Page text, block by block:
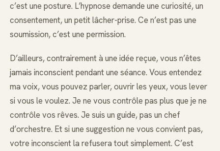
c’est une posture. L’hypnose demande une curiosité, un
consentement, un petit lâcher-prise. Ce n’est pas une
soumission, c’est une permission.
D’ailleurs, contrairement à une idée reçue, vous n’êtes
jamais inconscient pendant une séance. Vous entendez
ma voix, vous pouvez parler, ouvrir les yeux, vous lever
si vous le voulez. Je ne vous contrôle pas plus que je ne
contrôle vos rêves. Je suis un guide, pas un chef
d’orchestre. Et si une suggestion ne vous convient pas,
votre inconscient la refusera tout simplement. C’est